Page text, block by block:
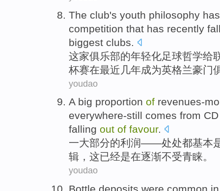
The club's youth philosophy
competition that has recently
biggest clubs
这家俱乐部的年轻化足球哲学给
杯赛在最近 几年成为英格兰豪门
youdao
Abig proportion of revenues-
everywhere-still comes from CD
falling out of favour.
一大部分的利润——处处都基本
辑 ， 这已经是在逐渐不受青睐。
youdao